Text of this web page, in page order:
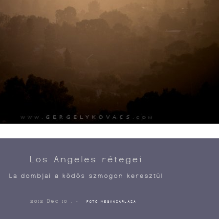
Los Angeles rétegei
La dombjai a ködös szmogon keresztül
2012 Dec 10 . - FOTÓ MEGVÁSÁRLÁSA